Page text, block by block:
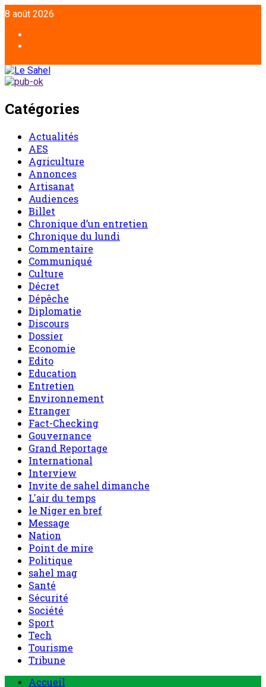
8 août 2026
Catégories
Actualités
AES
Agriculture
Annonces
Artisanat
Audiences
Billet
Chronique d’un entretien
Chronique du lundi
Commentaire
Communiqué
Culture
Décret
Dépêche
Diplomatie
Discours
Dossier
Economie
Edito
Education
Entretien
Environnement
Etranger
Fact-Checking
Gouvernance
Grand Reportage
International
Interview
Invite de sahel dimanche
L'air du temps
le Niger en bref
Message
Nation
Point de mire
Politique
sahel mag
Santé
Sécurité
Société
Sport
Tech
Tourisme
Tribune
Accueil